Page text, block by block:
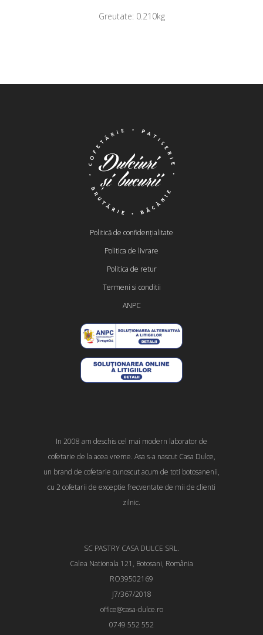
Greutate: 0.210kg
Politică de confidențialitate
Politica de livrare
Politica de retur
Termeni si conditii
ANPC
In 2008 am deschis cel mai modern laborator de
cofetarie de la acea vreme. Asa s-a nascut Casa Dulce,
un brand de cofetarie cunoscut acum de toti botosanenii,
cu 2 cofetarii de exceptie frecventate de mii de clienti
zilnic.
SC PASTRY CASA DULCE SRL.
Calea Nationala 121, Botosani, România
RO39502169
J7/367/2018
office@casa-dulce.ro
0749 552 552